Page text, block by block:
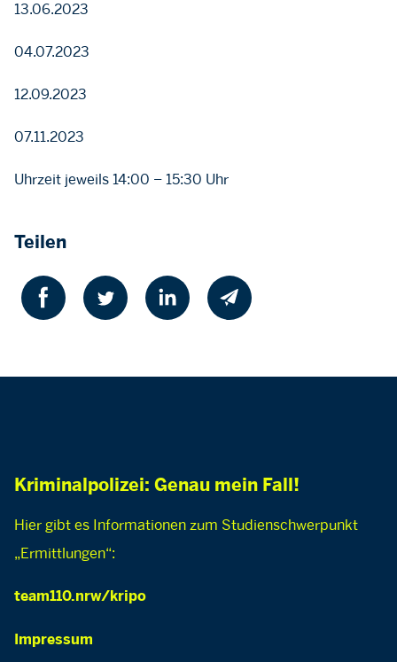
13.06.2023
04.07.2023
12.09.2023
07.11.2023
Uhrzeit jeweils 14:00 – 15:30 Uhr
Teilen
Kriminalpolizei: Genau mein Fall!
Hier gibt es Informationen zum Studienschwerpunkt
„Ermittlungen“:
team110.nrw/kripo
Impressum